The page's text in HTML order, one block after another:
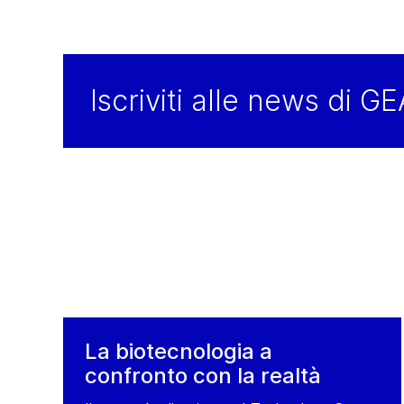
+41 344262928
Iscriviti alle news di
La biotecnologia a
confronto con la realtà